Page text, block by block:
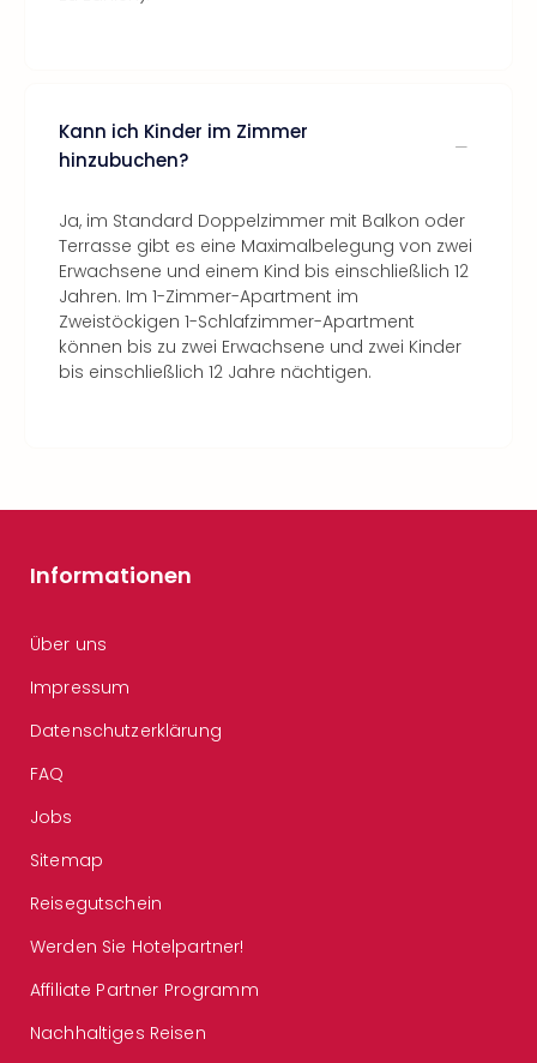
Kann ich Kinder im Zimmer
hinzubuchen?
Ja, im Standard Doppelzimmer mit Balkon oder
Terrasse gibt es eine Maximalbelegung von zwei
Erwachsene und einem Kind bis einschließlich 12
Jahren. Im 1-Zimmer-Apartment im
Zweistöckigen 1-Schlafzimmer-Apartment
können bis zu zwei Erwachsene und zwei Kinder
bis einschließlich 12 Jahre nächtigen.
Informationen
Über uns
Impressum
Datenschutzerklärung
FAQ
Jobs
Sitemap
Reisegutschein
Werden Sie Hotelpartner!
Affiliate Partner Programm
Nachhaltiges Reisen